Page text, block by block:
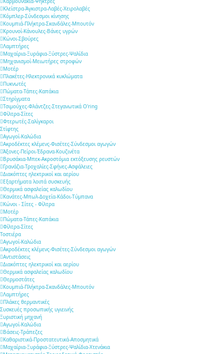
Κλείστρα-Άγκιστρα-Λαβές-Χειρολαβές
Κόμπλερ-Σύνδεσμοι κίνησης
Κουμπιά-Πλήκτρα-Σκανδάλες-Μπουτόν
Κρουνοί-Κάνουλες-Βάνες υγρών
Κώνοι-Σβούρες
Λαμπτήρες
Μαχαίρια-Ξυράφια-Ξύστρες-Ψαλίδια
Μηχανισμοί-Μειωτήρες στροφών
Μοτέρ
Πλακέτες-Ηλεκτρονικά κυκλώματα
Πυκνωτές
Πώματα-Τάπες-Καπάκια
Στηρίγματα
Τσιμούχες-Φλάντζες-Στεγανωτικά O'ring
Φίλτρα-Σίτες
Φτερωτές-Σαλίγκαροι
Στίφτης
Αγωγοί-Καλώδια
Ακροδέκτες κλέμενς-Φισέτες-Σύνδεσμοι αγωγών
Άξονες-Πείροι-Έδρανα-Κουζινέτα
Βρυσάκια-Μπεκ-Ακροστόμια εκτόξευσης ρευστών
Γρανάζια-Τροχαλίες-Σφήνες-Ασφάλειες
Διακόπτες ηλεκτρικοί και αερίου
Εξαρτήματα λοιπά συσκευής
Θερμικά ασφαλείας καλωδίου
Κανάτες-Μπωλ-Δοχεία-Κάδοι-Τύμπανα
Κώνοι - Σίτες - Φίλτρα
Μοτέρ
Πώματα-Τάπες-Καπάκια
Φίλτρα-Σίτες
Τοστιέρα
Αγωγοί-Καλώδια
Ακροδέκτες κλέμενς-Φισέτες-Σύνδεσμοι αγωγών
Αντιστάσεις
Διακόπτες ηλεκτρικοί και αερίου
Θερμικά ασφαλείας καλωδίου
Θερμοστάτες
Κουμπιά-Πλήκτρα-Σκανδάλες-Μπουτόν
Λαμπτήρες
Πλάκες θερμαντικές
Συσκευές προσωπικής υγιεινής
Ξυριστική μηχανή
Αγωγοί-Καλώδια
Βάσεις-Τράπεζες
Καθαριστικά-Προστατευτικά-Αποσμητικά
Μαχαίρια-Ξυράφια-Ξύστρες-Ψαλίδια-Χτενάκια